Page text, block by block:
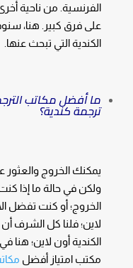
الفرنسية. من ناحية
على فرق كبير. هنا،
الكندية التي تبحث عنها.
ما أفضل مكاتب
ترجمة كندية؟
يمكنك الخروج والعثور
ولكن في حالة ما إذا
الخروج؛ أو كنت تفضل
لاين؛ فلنا كل الشرف
الكندية أون لاين؛ هنا في
مكتب امتياز أفضل